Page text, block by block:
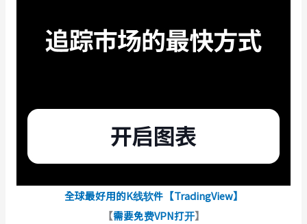
全球最好用的K线软件【TradingView】
【需要免费VPN打开】